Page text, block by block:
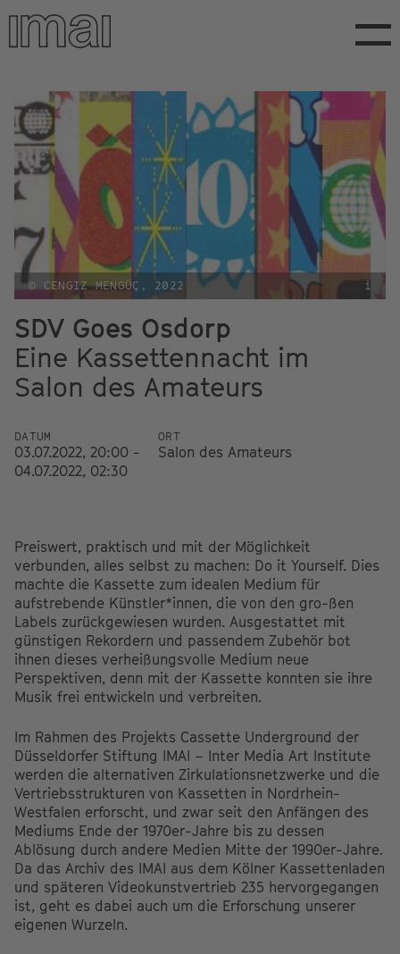
Direkt
zum
Inhalt
© CENGIZ MENGÜÇ, 2022 i
SDV Goes Osdorp
Eine Kassettennacht im
Salon des Amateurs
DATUM
03.07.2022, 20:00 -
04.07.2022, 02:30
ORT
Salon des Amateurs
Preiswert, praktisch und mit der Möglichkeit
verbunden, alles selbst zu machen: Do it Yourself. Dies
machte die Kassette zum idealen Medium für
aufstrebende Künstler*innen, die von den gro-ßen
Labels zurückgewiesen wurden. Ausgestattet mit
günstigen Rekordern und passendem Zubehör bot
ihnen dieses verheißungsvolle Medium neue
Perspektiven, denn mit der Kassette konnten sie ihre
Musik frei entwickeln und verbreiten.
Im Rahmen des Projekts Cassette Underground der
Düsseldorfer Stiftung IMAI – Inter Media Art Institute
werden die alternativen Zirkulationsnetzwerke und die
Vertriebsstrukturen von Kassetten in Nordrhein-
Westfalen erforscht, und zwar seit den Anfängen des
Mediums Ende der 1970er-Jahre bis zu dessen
Ablösung durch andere Medien Mitte der 1990er-Jahre.
Da das Archiv des IMAI aus dem Kölner Kassettenladen
und späteren Videokunstvertrieb 235 hervorgegangen
ist, geht es dabei auch um die Erforschung unserer
eigenen Wurzeln.